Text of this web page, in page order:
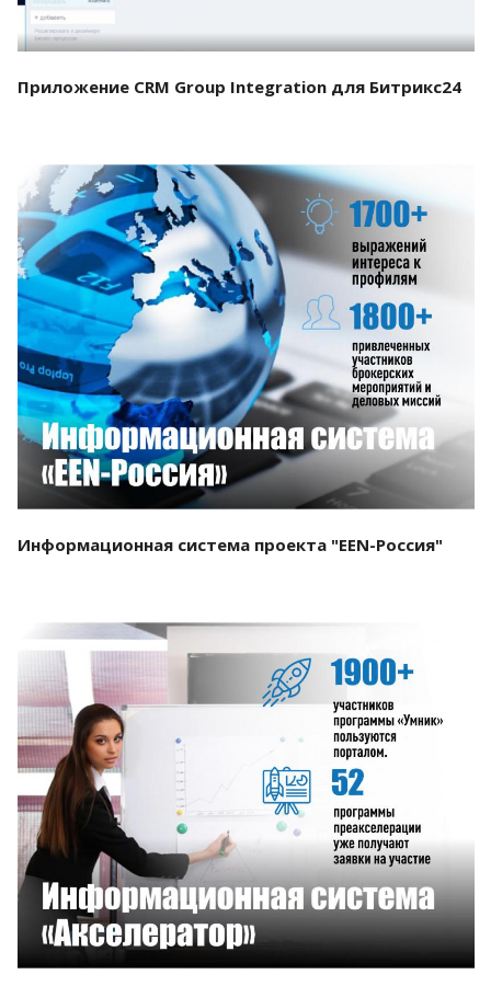
Приложение CRM Group Integration для Битрикс24
Смотреть проект
Информационная система проекта "EEN-Россия"
Смотреть проект